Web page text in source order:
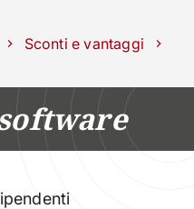
stampa
noi
CORSI STUDIARE
E IMPATTO
Sconti e vantaggi